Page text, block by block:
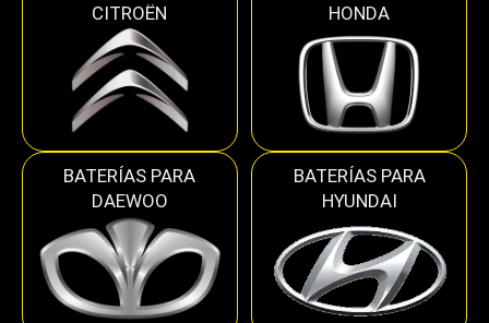
CITROËN
HONDA
BATERÍAS PARA
DAEWOO
BATERÍAS PARA
HYUNDAI